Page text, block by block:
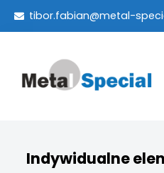
tibor.fabian@metal-
Indywidualne